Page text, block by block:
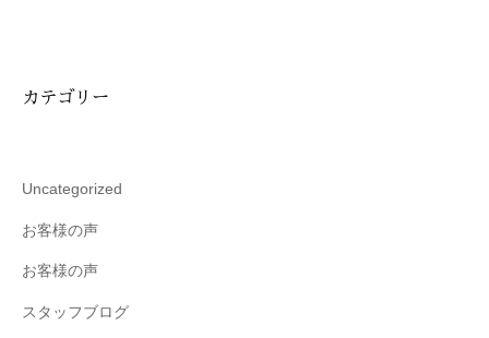
カテゴリー
Uncategorized
お客様の声
お客様の声
スタッフブログ